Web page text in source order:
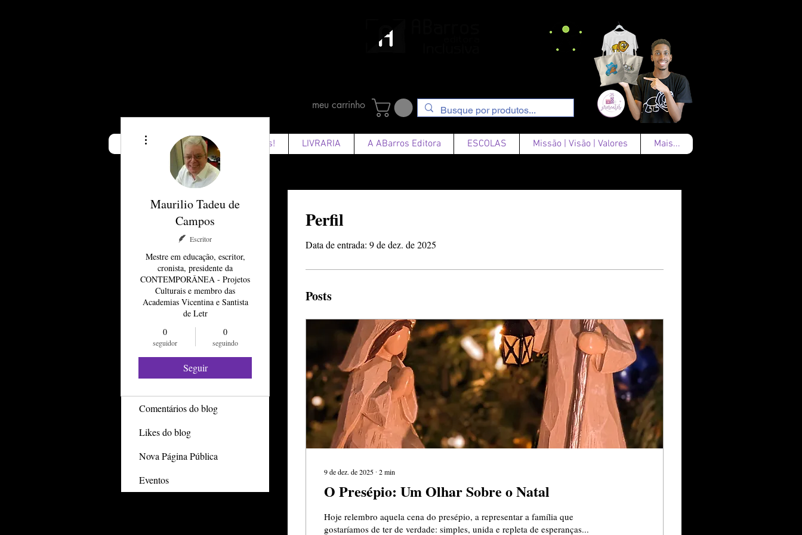
meu carrinho
livrosdoarthur Blog Oi, ABarros! LIVRARIA A ABarros Editora ESCOLAS Missão | Visão | Valores Mais...
Perfil
Data de entrada: 9 de dez. de 2025
Posts
9 de dez. de 2025 ∙ 2min
O Presépio: Um Olhar Sobre o Natal
Hoje relembro aquela cena do presépio, a representar a família que
gostaríamos de ter de verdade: simples, unida e repleta de esperanças...
Profile
Comentários do blog
Likes do blog
Nova Página Pública
Eventos
Maurilio Tadeu de
Campos
Escritor
Mestre em educação, escritor,
cronista, presidente da
CONTEMPORÂNEA - Projetos
Culturais e membro das
Academias Vicentina e Santista
de Letr
0
seguidor
0
seguindo
Seguir